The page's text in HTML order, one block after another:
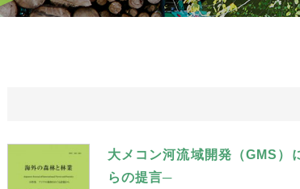
大メコン河流域開発（GMS）
らの提言─